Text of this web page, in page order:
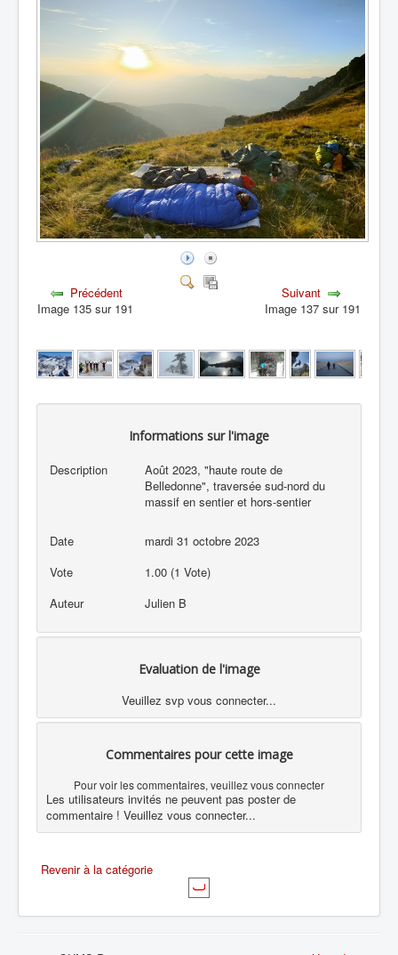
Précédent
Image 135 sur 191
Suivant
Image 137 sur 191
Informations sur l'image
Description
Août 2023, "haute route de
Belledonne", traversée sud-nord du
massif en sentier et hors-sentier
Date
mardi 31 octobre 2023
Vote
1.00 (1 Vote)
Auteur
Julien B
Evaluation de l'image
Veuillez svp vous connecter...
Commentaires pour cette image
Pour voir les commentaires, veuillez vous connecter
Les utilisateurs invités ne peuvent pas poster de
commentaire ! Veuillez vous connecter...
Revenir à la catégorie